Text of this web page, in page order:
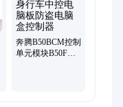
气表
奔腾B50BCM控制
单元模块B50F车